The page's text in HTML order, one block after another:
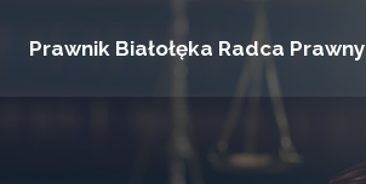
Prawnik Białołęka Radca Prawny